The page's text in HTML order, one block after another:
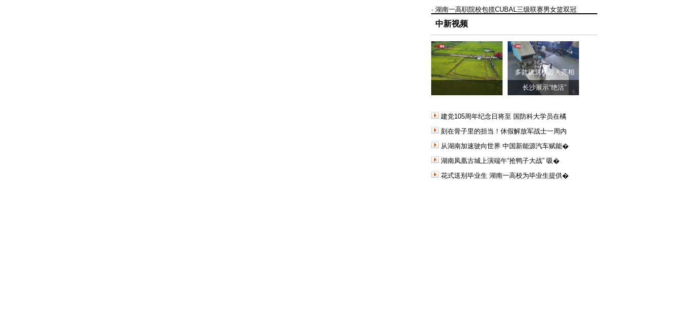
· 湖南一高职院校包揽CUBAL三级联赛男女篮双冠
中新视频
多款建筑机器人亮相
长沙展示“绝活”
建党105周年纪念日将至 国防科大学员在橘
刻在骨子里的担当！休假解放军战士一周内
从湖南加速驶向世界 中国新能源汽车赋能�
湖南凤凰古城上演端午“抢鸭子大战” 吸�
花式送别毕业生 湖南一高校为毕业生提供�